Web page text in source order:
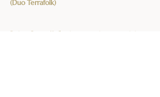
(Duo Terrafolk)
Bojan Cvetrežnik
- kitara, violina, mandolina